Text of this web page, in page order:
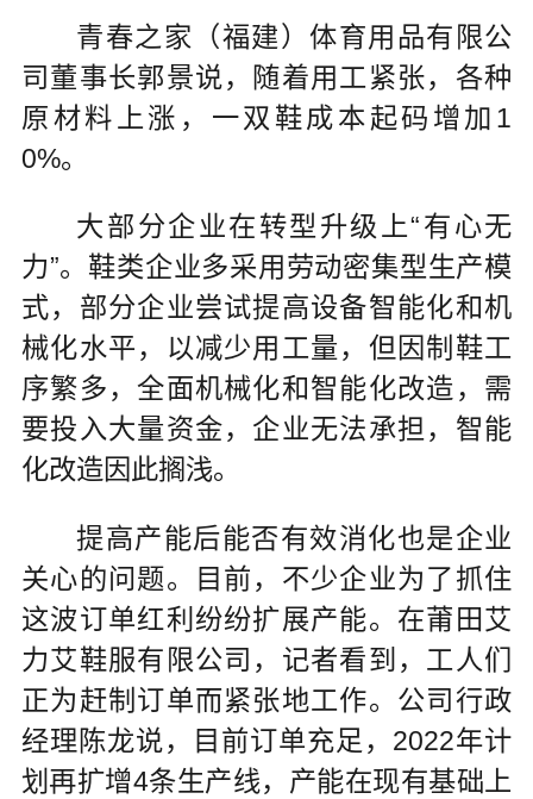
青春之家（福建）体育用品有限公
司董事长郭景说，随着用工紧张，各种
原材料上涨，一双鞋成本起码增加1
0%。
大部分企业在转型升级上“有心无
力”。鞋类企业多采用劳动密集型生产模
式，部分企业尝试提高设备智能化和机
械化水平，以减少用工量，但因制鞋工
序繁多，全面机械化和智能化改造，需
要投入大量资金，企业无法承担，智能
化改造因此搁浅。
提高产能后能否有效消化也是企业
关心的问题。目前，不少企业为了抓住
这波订单红利纷纷扩展产能。在莆田艾
力艾鞋服有限公司，记者看到，工人们
正为赶制订单而紧张地工作。公司行政
经理陈龙说，目前订单充足，2022年计
划再扩增4条生产线，产能在现有基础上